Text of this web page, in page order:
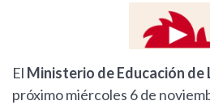
El Ministerio de Educación de
próximo miércoles 6 de